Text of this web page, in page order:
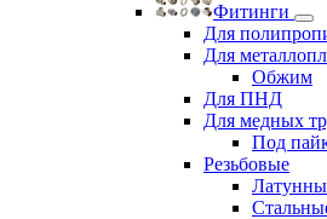
Фитинги
Для
Для
Обжим
Для ПНД
Для медных
Под
Резьбовые